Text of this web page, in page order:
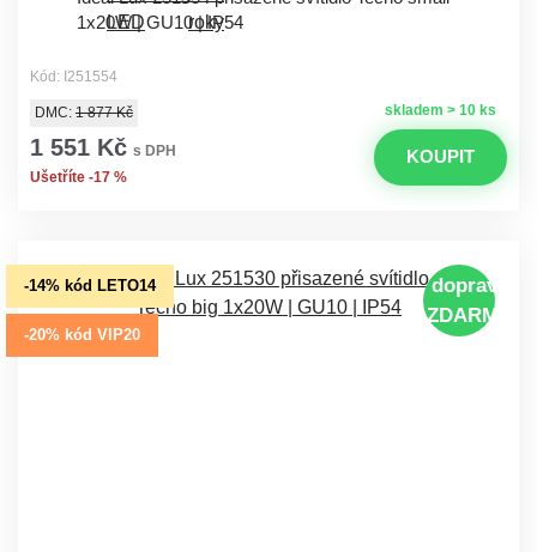
1x20W | GU10 | IP54
Kód: I251554
skladem > 10 ks
DMC: 1 877 Kč
1 551 Kč s DPH
Ušetříte -17 %
KOUPIT
-14% kód LETO14
-20% kód VIP20
doprava
ZDARMA